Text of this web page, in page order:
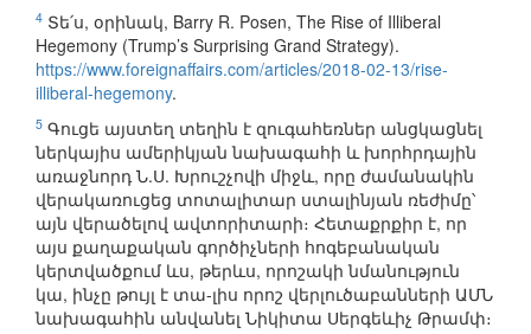
4 Տե՛ս, օրինակ, Barry R. Posen, The Rise of Illiberal
Hegemony (Trump’s Surprising Grand Strategy).
https://www.foreignaffairs.com/articles/2018-02-13/rise-
illiberal-hegemony.
5 Գուցե այստեղ տեղին է զուգահեռներ անցկացնել
ներկայիս ամերիկյան նախագահի և խորհրդային
առաջնորդ Ն.Ս. Խրուշչովի միջև, որը ժամանակին
վերակառուցեց տոտալիտար ստալինյան ռեժիմը՝
այն վերածելով ավտորիտարի։ Հետաքրքիր է, որ
այս քաղաքական գործիչների հոգեբանական
կերտվածքում ևս, թերևս, որոշակի նմանություն
կա, ինչը թույլ է տա-լիս որոշ վերլուծաբանների ԱՄՆ
նախագահին անվանել Նիկիտա Սերգեևիչ Թրամփ։